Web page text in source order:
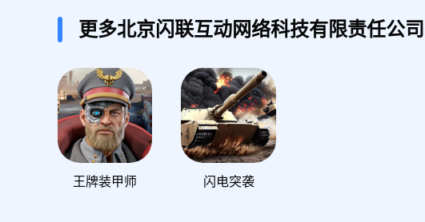
更多北京闪联互动网络科技有限责任公
王牌装甲师 闪电突袭